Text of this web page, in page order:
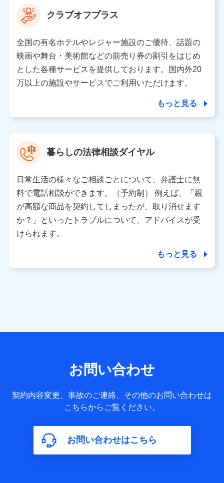
当社は利用目的の達成に必要な範囲内において個人情報
の取り扱いの全部または一部を委託する場合がありま
す。
個人データの共同利用
当社は株式会社NTTドコモとの間で、以下のとおり個
人データを共同利用します。
氏名、電話番号、メールアドレス、お客さまの識別子、属
性、連絡先、dポイントサービスのご利用に関する情報。例
として、dポイントカード番号、性別、年齢、家族構成、住
所、dポイント残高、dポイント利用履歴などが含まれます。
利用情報
当社又は株式会社NTTドコモが提供する各種サービスなどの
ご契約・ご利用などに関する情報。例として、当社又は株式
会社NTTドコモが提供する各種サービスのご契約状態・ご利
用履歴インターネット利用時の行動に関する情報、アプリケ
ーション利用時の行動に関する情報、購入されたサービスや
当社又は株式会社NTTドコモが提供する保険関連サービスに
送信履歴などの情報）が含まれます。
約に関する情報。例として、保険契約者及び被保険者の氏
名、住所、生年月日、性別、保険契約者と被保険者の関係、
保険加入の目的、保険商品の内容、保険料、保険料のお支払
年数などの情報、ペットの種類や年齢などの情報などが含ま
れます。
【共同して利用する者の範囲】
クラブオフプラス
全国の有名ホテルやレジャー施設のご優待、話題の
映画や舞台・美術館などの前売り券の割引をはじめ
とした各種サービスを提供しております。国内外20
万以上の施設やサービスでご利用いただけます。
もっと見る
暮らしの法律相談ダイヤル
日常生活の様々なご相談ごとについて、弁護士に無
料で電話相談ができます。（予約制） 例えば、「親
が高額な商品を契約してしまったが、取り消せます
か？」といったトラブルについて、アドバイスが受
けられます。
もっと見る
お問い合わせ
契約内容変更、事故のご連絡、その他のお問い合わせは
こちらからご覧ください。
お問い合わせはこちら